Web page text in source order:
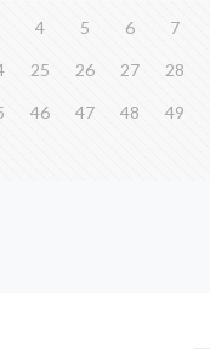
4 5 6 7
25 26 27 28
46 47 48 49